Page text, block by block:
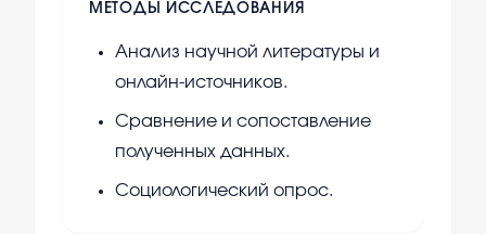
МЕТОДЫ ИССЛЕДОВАНИЯ
Анализ научной литературы и
онлайн-источников.
Сравнение и сопоставление
полученных данных.
Социологический опрос.